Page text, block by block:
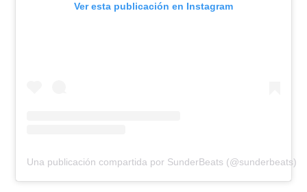
Ver esta publicación en Instagram
Una publicación compartida por SunderBeats (@sunderbeats)